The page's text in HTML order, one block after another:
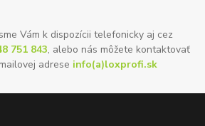
Vám k dispozícii telefonicky aj cez
751 843, alebo nás môžete kontaktovať
adrese info(a)loxprofi.sk